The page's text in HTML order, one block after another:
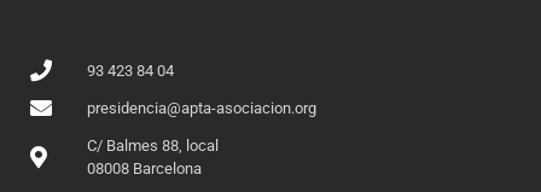
93 423 84 04
presidencia@apta-asociacion.org
C/ Balmes 88, local
08008 Barcelona